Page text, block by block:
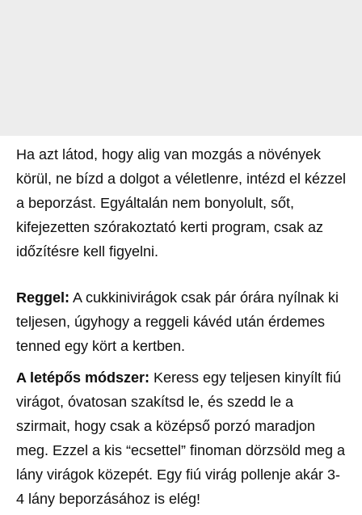
Ha azt látod, hogy alig van mozgás a növények
körül, ne bízd a dolgot a véletlenre, intézd el kézzel
a beporzást. Egyáltalán nem bonyolult, sőt,
kifejezetten szórakoztató kerti program, csak az
időzítésre kell figyelni.
Reggel: A cukkinivirágok csak pár órára nyílnak ki
teljesen, úgyhogy a reggeli kávéd után érdemes
tenned egy kört a kertben.
A letépős módszer: Keress egy teljesen kinyílt fiú
virágot, óvatosan szakítsd le, és szedd le a
szirmait, hogy csak a középső porzó maradjon
meg. Ezzel a kis “ecsettel” finoman dörzsöld meg a
lány virágok közepét. Egy fiú virág pollenje akár 3-
4 lány beporzásához is elég!